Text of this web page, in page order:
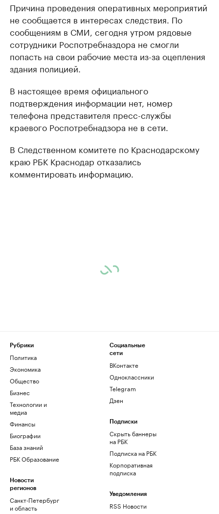
Причина проведения оперативных мероприятий
не сообщается в интересах следствия. По
сообщениям в СМИ, сегодня утром рядовые
сотрудники Роспотребназдора не смогли
попасть на свои рабочие места из-за оцепления
здания полицией.
В настоящее время официального
подтверждения информации нет, номер
телефона представителя пресс-службы
краевого Роспотребнадзора не в сети.
В Следственном комитете по Краснодарскому
краю РБК Краснодар отказались
комментировать информацию.
Рубрики
Политика
Экономика
Общество
Бизнес
Технологии и
медиа
Финансы
Биографии
База знаний
РБК Образование
Новости
регионов
Санкт-Петербург
и область
Социальные
сети
ВКонтакте
Одноклассники
Telegram
Дзен
Подписки
Скрыть баннеры
на РБК
Подписка на РБК
Корпоративная
подписка
Уведомления
RSS Новости